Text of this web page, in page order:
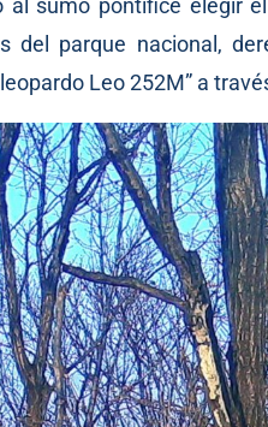
sumo pontífice elegir
del parque nacional,
Leo 252M” a